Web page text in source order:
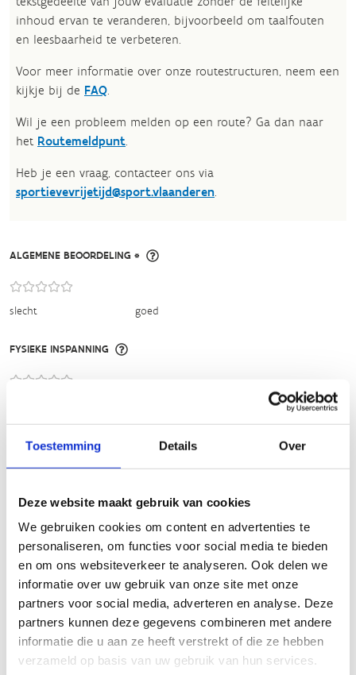
Toestemming Details Over
Deze website maakt gebruik van cookies
We gebruiken cookies om content en advertenties te
personaliseren, om functies voor social media te bieden
en om ons websiteverkeer te analyseren. Ook delen we
informatie over uw gebruik van onze site met onze
partners voor social media, adverteren en analyse. Deze
partners kunnen deze gegevens combineren met andere
informatie die u aan ze heeft verstrekt of die ze hebben
verzameld op basis van uw gebruik van hun services.
inhoud ervan te veranderen, bijvoorbeeld om taalfouten
en leesbaarheid te verbeteren.​
Voor meer informatie over onze routestructuren, neem een
kijkje bij de FAQ.
Wil je een probleem melden op een route? Ga dan naar
het Routemeldpunt.
Heb je een vraag, contacteer ons via
sportievevrijetijd@sport.vlaanderen.​
ALGEMENE BEOORDELING *
slecht goed
FYSIEKE INSPANNING
TECHNISCHE MOEILIJKHEIDSGRAAD
makkelijk moeilijk
BEWEGWIJZERING
slecht goed
TIP:
ontbrekende signalisatie kan je melden via het
Routemeldpunt
STAAT VAN PARCOURS(ONDERGROND, BEGROEIING, ONDERHOUD)